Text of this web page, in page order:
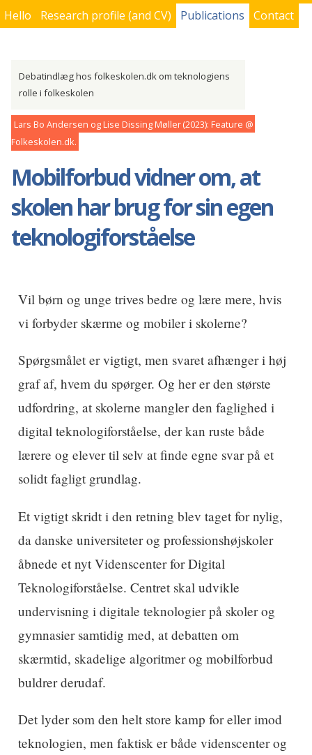
Hello Research profile (and CV) Publications Contact
Debatindlæg hos folkeskolen.dk om teknologiens
rolle i folkeskolen
Lars Bo Andersen og Lise Dissing Møller 2023 Feature
Folkeskolen.dk
Mobilforbud vidner om, at
skolen har brug for sin egen
teknologiforståelse
Vil børn og unge trives bedre og lære mere, hvis
vi forbyder skærme og mobiler i skolerne?
Spørgsmålet er vigtigt, men svaret afhænger i høj
graf af, hvem du spørger. Og her er den største
udfordring, at skolerne mangler den faglighed i
digital teknologiforståelse, der kan ruste både
lærere og elever til selv at finde egne svar på et
solidt fagligt grundlag.
Et vigtigt skridt i den retning blev taget for nylig,
da danske universiteter og professionshøjskoler
åbnede et nyt Videnscenter for Digital
Teknologiforståelse. Centret skal udvikle
undervisning i digitale teknologier på skoler og
gymnasier samtidig med, at debatten om
skærmtid, skadelige algoritmer og mobilforbud
buldrer derudaf.
Det lyder som den helt store kamp for eller imod
teknologien, men faktisk er både videnscenter og